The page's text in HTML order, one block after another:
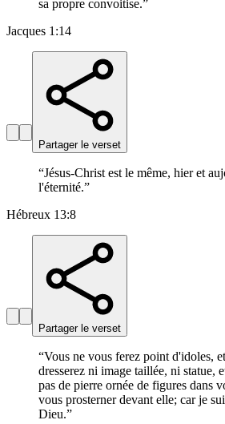
sa propre convoitise.”
Jacques 1:14
Partager le verset
“Jésus-Christ est le même, hier et
l'éternité.”
Hébreux 13:8
Partager le verset
“Vous ne vous ferez point d'idoles,
dresserez ni image taillée, ni statue,
pas de pierre ornée de figures dans
vous prosterner devant elle; car je
Dieu.”